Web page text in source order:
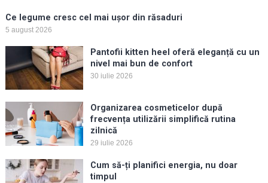
Ce legume cresc cel mai ușor din răsaduri
5 august 2026
Pantofii kitten heel oferă eleganță cu un
nivel mai bun de confort
30 iulie 2026
Organizarea cosmeticelor după
frecvența utilizării simplifică rutina
zilnică
29 iulie 2026
Cum să-ți planifici energia, nu doar
timpul